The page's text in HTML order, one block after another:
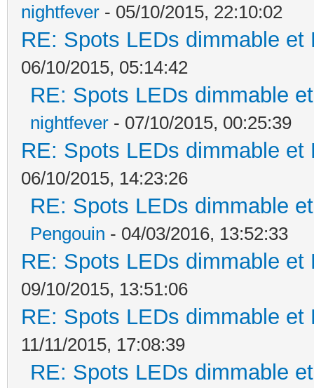
nightfever - 05/10/2015, 22:10:02
RE: Spots LEDs dimmable
06/10/2015, 05:14:42
RE: Spots LEDs dimmable
nightfever - 07/10/2015, 00:25:39
RE: Spots LEDs dimmable
06/10/2015, 14:23:26
RE: Spots LEDs dimmable
Pengouin - 04/03/2016, 13:52:33
RE: Spots LEDs dimmable
09/10/2015, 13:51:06
RE: Spots LEDs dimmable
11/11/2015, 17:08:39
RE: Spots LEDs dimmable